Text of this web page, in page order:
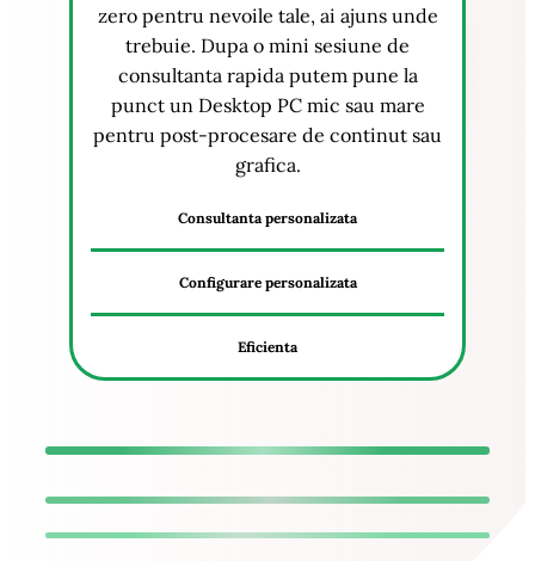
zero pentru nevoile tale, ai ajuns unde
trebuie. Dupa o mini sesiune de
consultanta rapida putem pune la
punct un Desktop PC mic sau mare
pentru post-procesare de continut sau
grafica.
Consultanta personalizata
Configurare personalizata
Eficienta